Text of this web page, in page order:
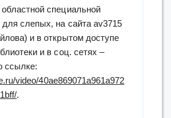
областной специальной
для слепых, на сайта av3715
и в открытом доступе
и в соц. сетях –
ссылке:
video/40ae869071a961a972
.